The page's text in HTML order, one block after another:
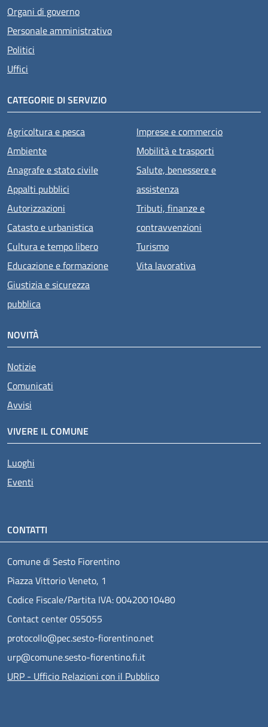
Organi di governo
Personale amministrativo
Politici
Uffici
CATEGORIE DI SERVIZIO
Agricoltura e pesca
Ambiente
Anagrafe e stato civile
Appalti pubblici
Autorizzazioni
Catasto e urbanistica
Cultura e tempo libero
Educazione e formazione
Giustizia e sicurezza
pubblica
Imprese e commercio
Mobilità e trasporti
Salute, benessere e
assistenza
Tributi, finanze e
contravvenzioni
Turismo
Vita lavorativa
NOVITÀ
Notizie
Comunicati
Avvisi
VIVERE IL COMUNE
Luoghi
Eventi
CONTATTI
Comune di Sesto Fiorentino
Piazza Vittorio Veneto, 1
Codice Fiscale/Partita IVA: 00420010480
Contact center 055055
protocollo@pec.sesto-fiorentino.net
urp@comune.sesto-fiorentino.fi.it
URP - Ufficio Relazioni con il Pubblico